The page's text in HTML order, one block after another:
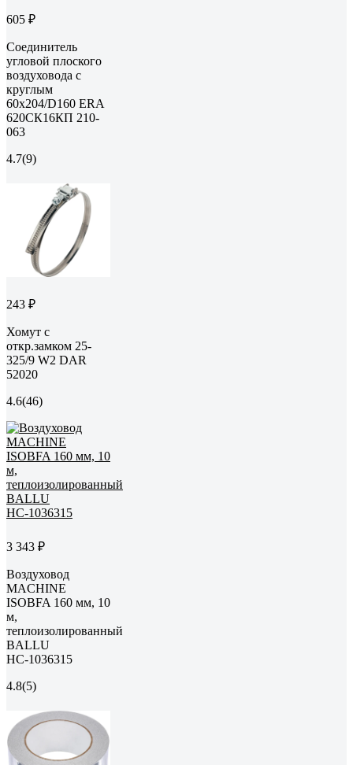
605 ₽
Соединитель
угловой плоского
воздуховода с
круглым
60х204/D160 ERA
620СК16КП 210-
063
4.7(9)
243 ₽
Хомут с
откр.замком 25-
325/9 W2 DAR
52020
4.6(46)
3 343 ₽
Воздуховод
MACHINE
ISOBFA 160 мм, 10
м,
теплоизолированный
BALLU
НС-1036315
4.8(5)